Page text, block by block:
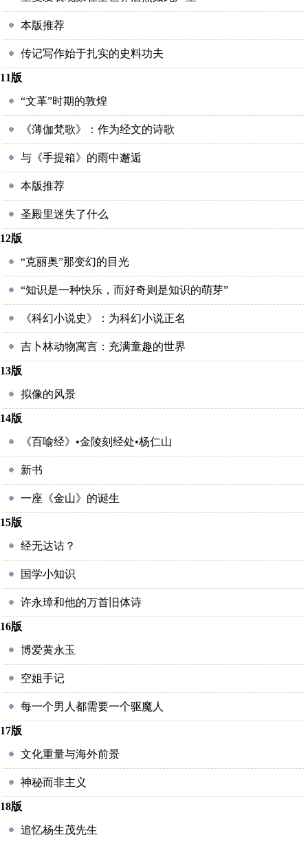
本版推荐
传记写作始于扎实的史料功夫
11版
“文革”时期的敦煌
《薄伽梵歌》：作为经文的诗歌
与《手提箱》的雨中邂逅
本版推荐
圣殿里迷失了什么
12版
“克丽奥”那变幻的目光
“知识是一种快乐，而好奇则是知识的萌芽”
《科幻小说史》：为科幻小说正名
吉卜林动物寓言：充满童趣的世界
13版
拟像的风景
14版
《百喻经》•金陵刻经处•杨仁山
新书
一座《金山》的诞生
15版
经无达诂？
国学小知识
许永璋和他的万首旧体诗
16版
博爱黄永玉
空姐手记
每一个男人都需要一个驱魔人
17版
文化重量与海外前景
神秘而非主义
18版
追忆杨生茂先生